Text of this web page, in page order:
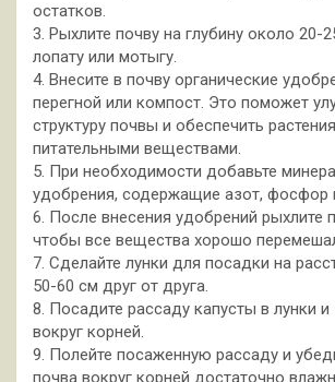
остатков.
3. Рыхлите почву на глубину около 20-
лопату или мотыгу.
4. Внесите в почву органические
перегной или компост. Это поможет
структуру почвы и обеспечить
питательными веществами.
5. При необходимости добавьте
удобрения, содержащие азот, фосфор
6. После внесения удобрений рыхлите
чтобы все вещества хорошо
7. Сделайте лунки для посадки на
50-60 см друг от друга.
8. Посадите рассаду капусты в лунки и
вокруг корней.
9. Полейте посаженную рассаду и
почва вокруг корней достаточно